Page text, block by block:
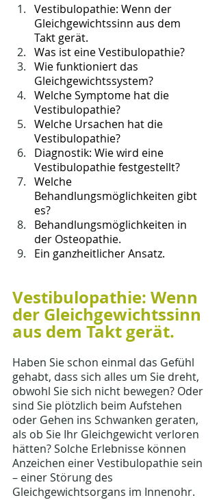
Vestibulopathie: Wenn der
Gleichgewichtssinn aus dem
Takt gerät.
Was ist eine Vestibulopathie?
Wie funktioniert das
Gleichgewichtssystem?
Welche Symptome hat die
Vestibulopathie?
Welche Ursachen hat die
Vestibulopathie?
Diagnostik: Wie wird eine
Vestibulopathie festgestellt?
Welche
Behandlungsmöglichkeiten gibt
es?
Behandlungsmöglichkeiten in
der Osteopathie.
Ein ganzheitlicher Ansatz.
Vestibulopathie: Wenn
der Gleichgewichtssinn
aus dem Takt gerät.
Haben Sie schon einmal das Gefühl
gehabt, dass sich alles um Sie dreht,
obwohl Sie sich nicht bewegen? Oder
sind Sie plötzlich beim Aufstehen
oder Gehen ins Schwanken geraten,
als ob Sie Ihr Gleichgewicht verloren
hätten? Solche Erlebnisse können
Anzeichen einer Vestibulopathie sein
– einer Störung des
Gleichgewichtsorgans im Innenohr.